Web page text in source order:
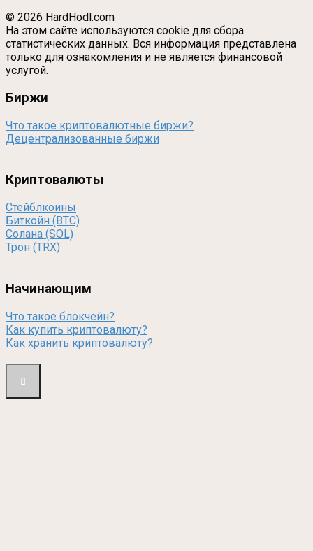
© 2026 HardHodl.com
На этом сайте используются cookie для сбора
статистических данных. Вся информация представлена
только для ознакомления и не является финансовой
услугой.
Биржи
Что такое криптовалютные биржи?
Децентрализованные биржи
Криптовалюты
Стейблкоины
Биткойн (BTC)
Солана (SOL)
Трон (TRX)
Начинающим
Что такое блокчейн?
Как купить криптовалюту?
Как хранить криптовалюту?